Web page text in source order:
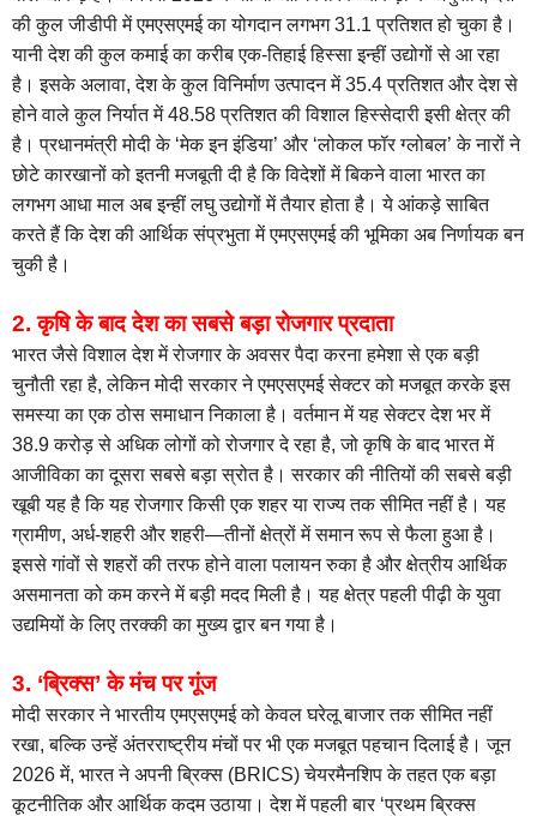
की कुल जीडीपी में एमएसएमई का योगदान लगभग 31.1 प्रतिशत हो चुका है।
यानी देश की कुल कमाई का करीब एक-तिहाई हिस्सा इन्हीं उद्योगों से आ रहा
है। इसके अलावा, देश के कुल विनिर्माण उत्पादन में 35.4 प्रतिशत और देश से
होने वाले कुल निर्यात में 48.58 प्रतिशत की विशाल हिस्सेदारी इसी क्षेत्र की
है। प्रधानमंत्री मोदी के ‘मेक इन इंडिया’ और ‘लोकल फॉर ग्लोबल’ के नारों ने
छोटे कारखानों को इतनी मजबूती दी है कि विदेशों में बिकने वाला भारत का
लगभग आधा माल अब इन्हीं लघु उद्योगों में तैयार होता है। ये आंकड़े साबित
करते हैं कि देश की आर्थिक संप्रभुता में एमएसएमई की भूमिका अब निर्णायक बन
चुकी है।
2. कृषि के बाद देश का सबसे बड़ा रोजगार प्रदाता
भारत जैसे विशाल देश में रोजगार के अवसर पैदा करना हमेशा से एक बड़ी
चुनौती रहा है, लेकिन मोदी सरकार ने एमएसएमई सेक्टर को मजबूत करके इस
समस्या का एक ठोस समाधान निकाला है। वर्तमान में यह सेक्टर देश भर में
38.9 करोड़ से अधिक लोगों को रोजगार दे रहा है, जो कृषि के बाद भारत में
आजीविका का दूसरा सबसे बड़ा स्रोत है। सरकार की नीतियों की सबसे बड़ी
खूबी यह है कि यह रोजगार किसी एक शहर या राज्य तक सीमित नहीं है। यह
ग्रामीण, अर्ध-शहरी और शहरी—तीनों क्षेत्रों में समान रूप से फैला हुआ है।
इससे गांवों से शहरों की तरफ होने वाला पलायन रुका है और क्षेत्रीय आर्थिक
असमानता को कम करने में बड़ी मदद मिली है। यह क्षेत्र पहली पीढ़ी के युवा
उद्यमियों के लिए तरक्की का मुख्य द्वार बन गया है।
3. ‘ब्रिक्स’ के मंच पर गूंज
मोदी सरकार ने भारतीय एमएसएमई को केवल घरेलू बाजार तक सीमित नहीं
रखा, बल्कि उन्हें अंतरराष्ट्रीय मंचों पर भी एक मजबूत पहचान दिलाई है। जून
2026 में, भारत ने अपनी ब्रिक्स (BRICS) चेयरमैनशिप के तहत एक बड़ा
कूटनीतिक और आर्थिक कदम उठाया। देश में पहली बार ‘प्रथम ब्रिक्स